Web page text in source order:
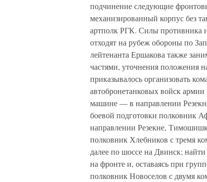
подчинение следующие
механизированный корпус без
артполк РГК. Силы противника
отходят на рубеж обороны по
лейтенанта Ершакова также
частями, уточнения положения
приказывалось организовать
автобронетанковых войск
машине — в направлении
боевой подготовки полковник
направлении Резекне,
полковник Хлебников с тремя
далее по шоссе на Двинск;
на фронте и, оставаясь при
полковник Новоселов с двумя